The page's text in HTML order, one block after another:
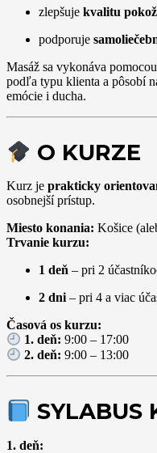
zlepšuje kvalitu
podporuje
Masáž sa vykonáva pomocou
podľa typu klienta a pôsobí
emócie i ducha.
O KURZE
Kurz je prakticky
osobnejší prístup.
Miesto konania: Košice
Trvanie kurzu:
1 deň – pri 2
2 dni– pri 4 a viac
Časová os kurzu:
1. deň: 9:00 – 17:00
2. deň: 9:00 – 13:00
SYLABUS
1. deň: